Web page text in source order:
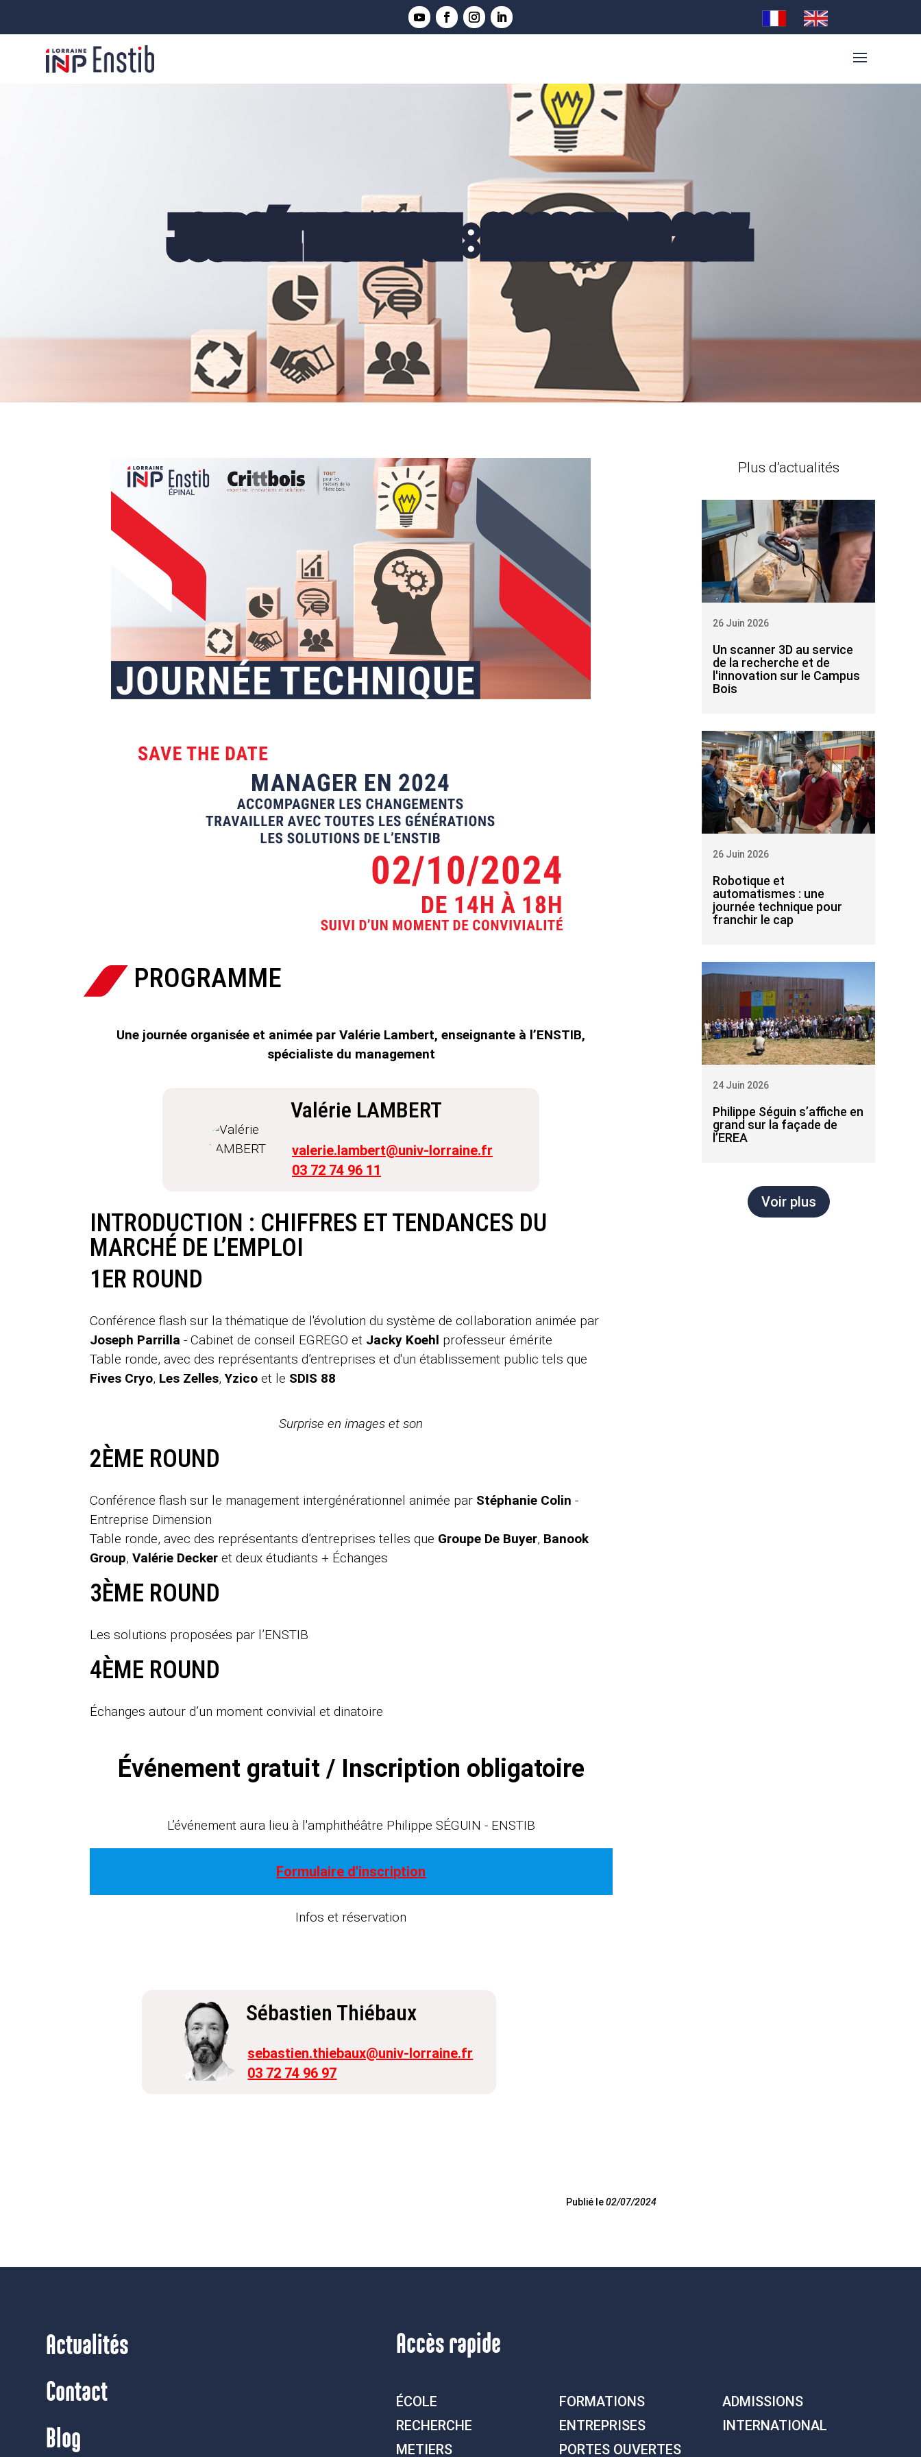
JOURNÉE TECHNIQUE : MANAGER EN 2024
PROGRAMME
Une journée organisée et animée par Valérie Lambert, enseignante à l’ENSTIB,
spécialiste du management
Valérie LAMBERT
valerie.lambert@univ-lorraine.fr
03 72 74 96 11
INTRODUCTION : CHIFFRES ET TENDANCES DU
MARCHÉ DE L’EMPLOI
1ER ROUND
Conférence flash sur la thématique de l'évolution du système de collaboration animée par
Joseph Parrilla - Cabinet de conseil EGREGO et Jacky Koehl professeur émérite
Table ronde, avec des représentants d’entreprises et d'un établissement public tels que
Fives Cryo, Les Zelles,Yzico et le SDIS 88
Surprise en images et son
2ÈME ROUND
Conférence flash sur le management intergénérationnel animée par Stéphanie Colin -
Entreprise Dimension
Table ronde, avec des représentants d’entreprises telles que Groupe De Buyer, Banook
Group,Valérie Decker et deux étudiants + Échanges
3ÈME ROUND
Les solutions proposées par l’ENSTIB
4ÈME ROUND
Échanges autour d’un moment convivial et dinatoire
Événement gratuit / Inscription obligatoire
L’événement aura lieu à l'amphithéâtre Philippe SÉGUIN - ENSTIB
Formulaire d'inscription
Infos et réservation
Sébastien Thiébaux
sebastien.thiebaux@univ-lorraine.fr
03 72 74 96 97
Publié le02/07/2024
Plus d’actualités
Un scanner 3D au service
de la recherche et de
l'innovation sur le Campus
Bois
26 Juin 2026
Robotique et
automatismes : une
journée technique pour
franchir le cap
26 Juin 2026
Philippe Séguin s’affiche en
grand sur la façade de
l’EREA
24 Juin 2026
Voir plus
Actualités
Contact
Blog
Accès rapide
ÉCOLE FORMATIONS
ADMISSIONS
RECHERCHE
ENTREPRISES
INTERNATIONAL
METIERS
PORTES OUVERTES